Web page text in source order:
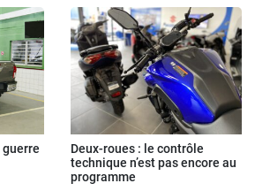
Deux-roues : le contrôle
technique n’est pas encore au
programme